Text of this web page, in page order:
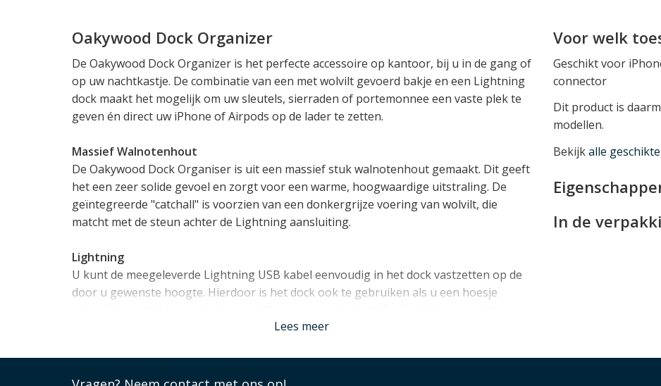
Oakywood Dock Organizer
De Oakywood Dock Organizer is het perfecte accessoire op kantoor, bij u in de gang of
op uw nachtkastje. De combinatie van een met wolvilt gevoerd bakje en een Lightning
dock maakt het mogelijk om uw sleutels, sierraden of portemonnee een vaste plek te
geven én direct uw iPhone of Airpods op de lader te zetten.
Massief Walnotenhout
De Oakywood Dock Organiser is uit een massief stuk walnotenhout gemaakt. Dit geeft
het een zeer solide gevoel en zorgt voor een warme, hoogwaardige uitstraling. De
geïntegreerde "catchall" is voorzien van een donkergrijze voering van wolvilt, die
matcht met de steun achter de Lightning aansluiting.
Lightning
U kunt de meegeleverde Lightning USB kabel eenvoudig in het dock vastzetten op de
door u gewenste hoogte. Hierdoor is het dock ook te gebruiken als u een hoesje
te gebruiken voor alle iPhones van de laatste jaren, alsook de AirPods of AirPods Pro.
Met één hand te gebruiken
Dankzij de toepassing van innovatieve micro-suction technologie, staat het dock solide
Lees meer
Voor welk
Geschikt voor
connector
Dit product is
modellen.
Bekijkalle
In de